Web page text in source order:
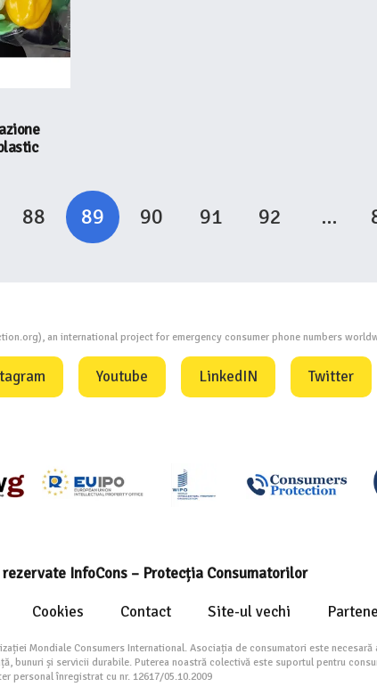
88 89 90 91 92 …
an international project for emergency consumer phone numbers
Youtube LinkedIN Twitter
InfoCons – Protecția Consumatorilor
Cookies Contact Site-ul vechi
Mondiale Consumers International. Asociația de consumatori este
bunuri și servicii durabile. Puterea noastră colectivă este suportul pentru
personal înregistrat cu nr. 12617/05.10.2009